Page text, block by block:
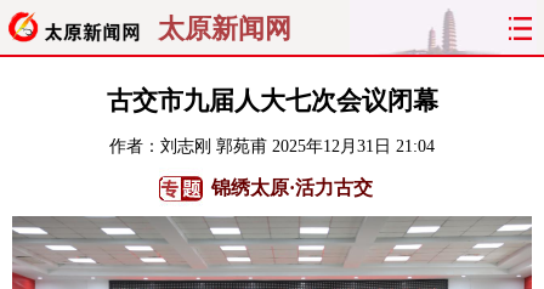
太原新闻网
聚焦 太原
关注 文明
纵横 曝光 综合 专题
旅游 理财 政务 教育
古交市九届人大七次会议闭幕
作者：刘志刚 郭苑甫 2025年12月31日 21:04
锦绣太原·活力古交